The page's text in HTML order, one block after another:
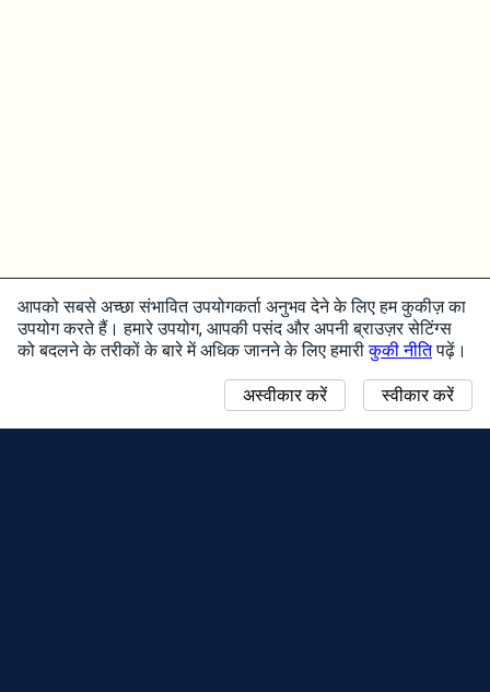
आपको सबसे अच्छा संभावित उपयोगकर्ता अनुभव देने के लिए हम कुकीज़ का
उपयोग करते हैं। हमारे उपयोग, आपकी पसंद और अपनी ब्राउज़र सेटिंग्स
को बदलने के तरीकों के बारे में अधिक जानने के लिए हमारीकुकी नीतिपढ़ें।
स्वीकार करें
अस्वीकार करें